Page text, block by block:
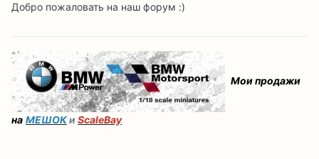
Добро пожаловать на наш форум :)
Мои продажи
на МЕШОКиScaleBay